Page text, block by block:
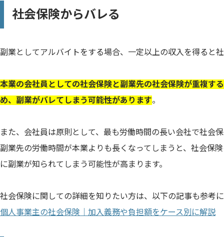
社会保険からバレる
副業としてアルバイトをする場合、一定以上の収入を得ると
本業の会社員としての社会保険と副業先の社会保険が重複す
め、副業がバレてしまう可能性があります。
また、会社員は原則として、最も労働時間の長い会社で社会
副業先の労働時間が本業よりも長くなってしまうと、社会保
に副業が知られてしまう可能性が高まります。
社会保険に関しての詳細を知りたい方は、以下の記事も参考
個人事業主の社会保険｜加入義務や負担額をケース別に解説